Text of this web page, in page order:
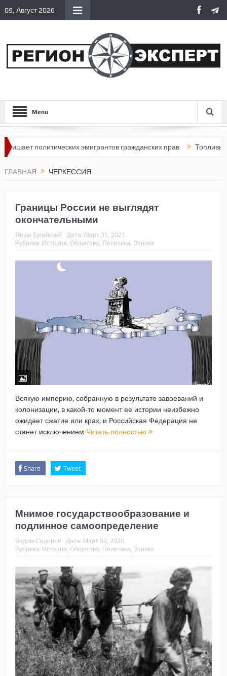
09, Август 2026
Menu
политических эмигрантов гражданских прав Топливный
ГЛАВНАЯ ЧЕРКЕССИЯ
Границы России не выглядят
окончательными
Януш Бугайский Дата: Март 31, 2021
Рубрика: История Общество Политика Этника
Всякую империю, собранную в результате завоеваний и
колонизации, в какой-то момент ее истории неизбежно
ожидает сжатие или крах, и Российская Федерация не
станет исключением Читать полностью
Share Tweet
Мнимое государствообразование и
подлинное самоопределение
Вадим Сидоров Дата: Март 06, 2020
Рубрика: История Общество Политика Этника